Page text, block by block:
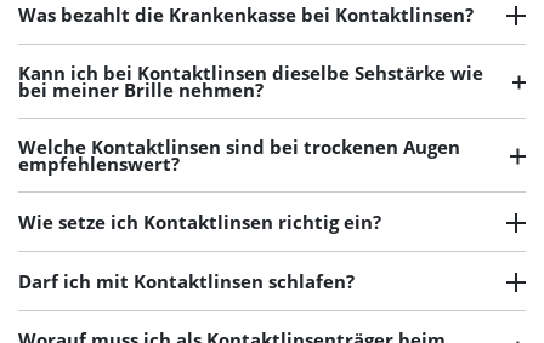
Was bezahlt die Krankenkasse bei Kontaktlinsen?
Kann ich bei Kontaktlinsen dieselbe Sehstärke wie
bei meiner Brille nehmen?
Welche Kontaktlinsen sind bei trockenen Augen
empfehlenswert?
Wie setze ich Kontaktlinsen richtig ein?
Darf ich mit Kontaktlinsen schlafen?